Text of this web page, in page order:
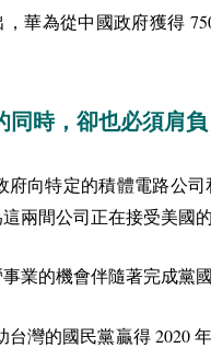
，華為從中國政府獲得
同時，卻也必須肩負
府向特定的積體電路公
兩間公司正在接受美國
業的機會伴隨著完成黨
台灣的國民黨贏得 2020年